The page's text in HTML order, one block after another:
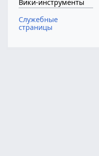
Вики-инструменты
Служебные
страницы